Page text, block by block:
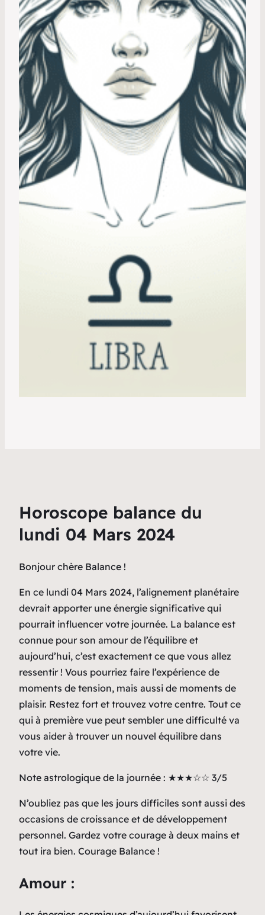
Horoscope balance du
lundi 04 Mars 2024
Bonjour chère Balance !
En ce lundi 04 Mars 2024, l’alignement planétaire
devrait apporter une énergie significative qui
pourrait influencer votre journée. La balance est
connue pour son amour de l’équilibre et
aujourd’hui, c’est exactement ce que vous allez
ressentir ! Vous pourriez faire l’expérience de
moments de tension, mais aussi de moments de
plaisir. Restez fort et trouvez votre centre. Tout ce
qui à première vue peut sembler une difficulté va
vous aider à trouver un nouvel équilibre dans
votre vie.
Note astrologique de la journée : ★★★☆☆ 3/5
N’oubliez pas que les jours difficiles sont aussi des
occasions de croissance et de développement
personnel. Gardez votre courage à deux mains et
tout ira bien. Courage Balance !
Amour :